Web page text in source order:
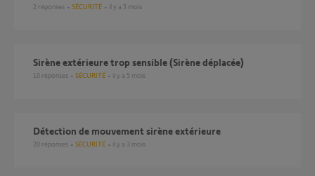
2 réponses SÉCURITÉ il y a 5 mois
Sirène extérieure trop sensible (Sirène déplacée)
10 réponses SÉCURITÉ il y a 5 mois
détection de mouvement sirène extérieure
20 réponses SÉCURITÉ il y a 3 mois